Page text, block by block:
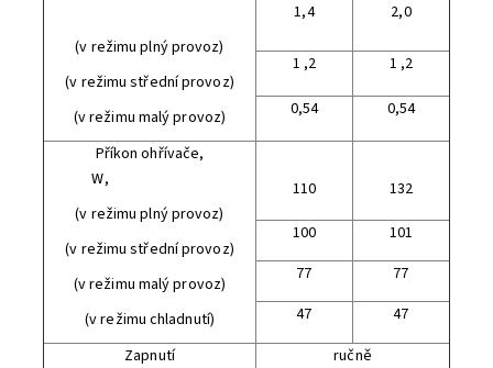
(v režimu plný provoz)
(v režimu střední provoz)
(v režimu malý provoz)
1,4 2,0
1 ,2 1 ,2
0,54 0,54
Příkon ohřívače,
W,
(v režimu plný provoz)
(v režimu střední provoz)
(v režimu malý provoz)
(v režimu chladnutí)
110
132
100
101
77
77
47
47
Zapnutí
ručně